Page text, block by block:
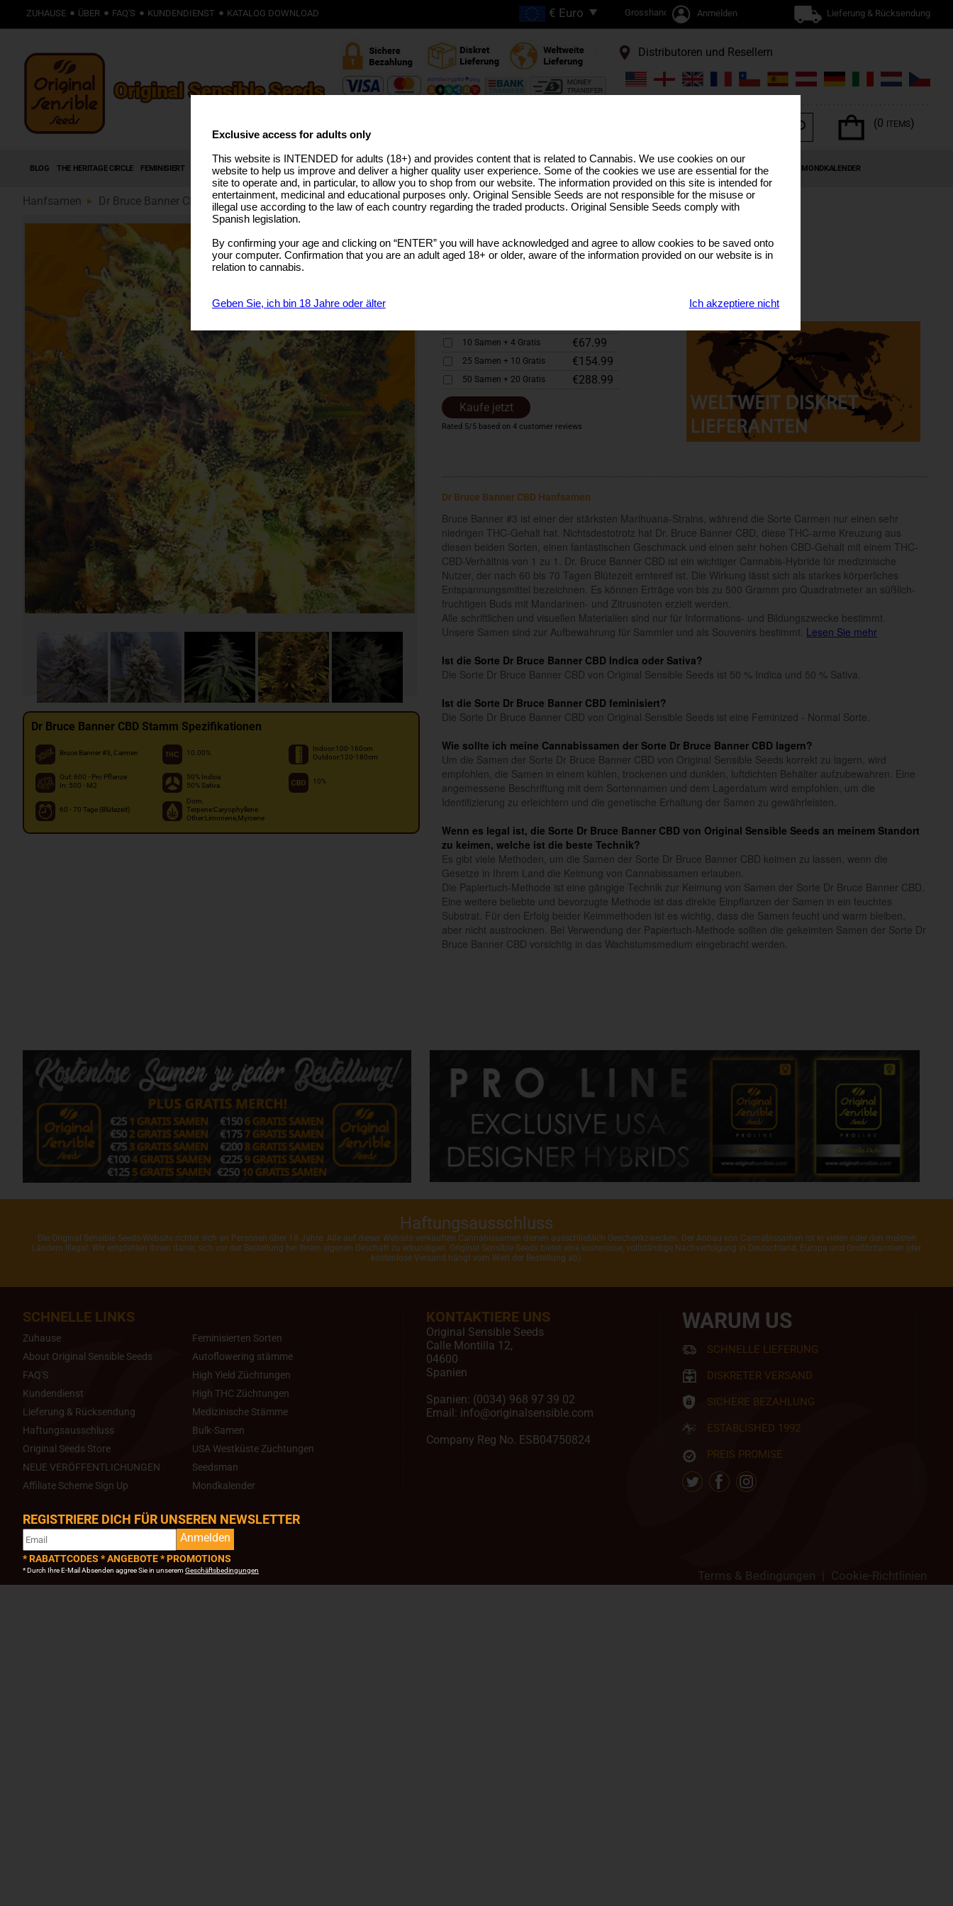
ZUHAUSE ÜBER FAQ'S KUNDENDIENST KATALOG DOWNLOAD Grosshandel Anmelden Lieferung & Rücksendung
Distributoren und Resellern
(0 ITEMS)
BLOG THE HERITAGE CIRCLE FEMINISIERT AUTOFLOWERING SAMEN HIGH THC ZÜCHTUNGEN PRO-LINIE MEDIZINISCHES SAATGUT USA ZÜCHTUNGEN BULK-SAMEN CANNABIS-TERPENE SONDERANGEBOTE MONDKALENDER
Hanfsamen Dr Bruce Banner CBD (89)
Dr Bruce Banner CBD Stamm Spezifikationen
Bruce Banner #3, Carmen 10.00%
Indoor:100-160cm
Outdoor:120-180cm
Out: 600 - Pro Pflanze
In: 500 - M2
50% Indica
50% Sativa
10%
60 - 70 Tage (Blütezeit)
Dom.
Terpene:Caryophyllene
Other:Limonene,Myrcene
Bruce Banner #3xCarmen
SELECT A GEBINDE
10 Samen + 4 Gratis €67.99
25 Samen + 10 Gratis €154.99
50 Samen + 20 Gratis €288.99
Kaufe jetzt
Rated 5/5 based on 4 customer reviews
Dr Bruce Banner CBD Hanfsamen
Bruce Banner #3 ist einer der stärksten Marihuana-Strains, während die Sorte Carmen nur einen sehr
niedrigen THC-Gehalt hat. Nichtsdestotrotz hat Dr. Bruce Banner CBD, diese THC-arme Kreuzung aus
diesen beiden Sorten, einen fantastischen Geschmack und einen sehr hohen CBD-Gehalt mit einem THC-
CBD-Verhältnis von 1 zu 1. Dr. Bruce Banner CBD ist ein wichtiger Cannabis-Hybride für medizinische
Nutzer, der nach 60 bis 70 Tagen Blütezeit erntereif ist. Die Wirkung lässt sich als starkes körperliches
Entspannungsmittel bezeichnen. Es können Erträge von bis zu 500 Gramm pro Quadratmeter an süßlich-
fruchtigen Buds mit Mandarinen- und Zitrusnoten erzielt werden.
Alle schriftlichen und visuellen Materialien sind nur für Informations- und Bildungszwecke bestimmt.
Unsere Samen sind zur Aufbewahrung für Sammler und als Souvenirs bestimmt. Lesen Sie mehr
Ist die Sorte Dr Bruce Banner CBD Indica oder Sativa?
Die Sorte Dr Bruce Banner CBD von Original Sensible Seeds ist 50 % Indica und 50 % Sativa.
Ist die Sorte Dr Bruce Banner CBD feminisiert?
Die Sorte Dr Bruce Banner CBD von Original Sensible Seeds ist eine Feminized - Normal Sorte.
Wie sollte ich meine Cannabissamen der Sorte Dr Bruce Banner CBD lagern?
Um die Samen der Sorte Dr Bruce Banner CBD von Original Sensible Seeds korrekt zu lagern, wird
empfohlen, die Samen in einem kühlen, trockenen und dunklen, luftdichten Behälter aufzubewahren. Eine
angemessene Beschriftung mit dem Sortennamen und dem Lagerdatum wird empfohlen, um die
Identifizierung zu erleichtern und die genetische Erhaltung der Samen zu gewährleisten.
Wenn es legal ist, die Sorte Dr Bruce Banner CBD von Original Sensible Seeds an meinem Standort
zu keimen, welche ist die beste Technik?
Es gibt viele Methoden, um die Samen der Sorte Dr Bruce Banner CBD keimen zu lassen, wenn die
Gesetze in Ihrem Land die Keimung von Cannabissamen erlauben.
Die Papiertuch-Methode ist eine gängige Technik zur Keimung von Samen der Sorte Dr Bruce Banner CBD.
Eine weitere beliebte und bevorzugte Methode ist das direkte Einpflanzen der Samen in ein feuchtes
Substrat. Für den Erfolg beider Keimmethoden ist es wichtig, dass die Samen feucht und warm bleiben,
aber nicht austrocknen. Bei Verwendung der Papiertuch-Methode sollten die gekeimten Samen der Sorte Dr
Bruce Banner CBD vorsichtig in das Wachstumsmedium eingebracht werden.
Haftungsausschluss
Die Original Sensible Seeds-Website richtet sich an Personen über 18 Jahre. Alle auf dieser Website verkauften Cannabissamen dienen ausschließlich Geschenkzwecken. Der Anbau von Cannabissamen ist in vielen oder den meisten
Ländern illegal. Wir empfehlen Ihnen daher, sich vor der Bestellung bei Ihrem eigenen Geschäft zu erkundigen. Original Sensible Seeds bietet eine kostenlose, vollständige Nachverfolgung in Deutschland, Europa und Großbritannien (der
kostenlose Versand hängt vom Wert der Bestellung ab).
SCHNELLE LINKS
Zuhause
About Original Sensible Seeds
FAQ'S
Kundendienst
Lieferung & Rücksendung
Haftungsausschluss
Original Seeds Store
NEUE VERÖFFENTLICHUNGEN
Affiliate Scheme Sign Up
Feminisierten Sorten
Autoflowering stämme
High Yield Züchtungen
High THC Züchtungen
Medizinische Stämme
Bulk-Samen
USA Westküste Züchtungen
Seedsman
Mondkalender
KONTAKTIERE UNS
Original Sensible Seeds
Calle Montilla 12,
04600
Spanien
Spanien: (0034) 968 97 39 02
Email: info@originalsensible.com
Company Reg No. ESB04750824
WARUM US
SCHNELLE LIEFERUNG
DISKRETER VERSAND
SICHERE BEZAHLUNG
ESTABLISHED 1992
PREIS PROMISE
REGISTRIERE DICH FÜR UNSEREN NEWSLETTER
Anmelden
* RABATTCODES * ANGEBOTE * PROMOTIONS
* Durch Ihre E-Mail Absenden aggree Sie in unserem Geschäftsbedingungen Terms & Bedingungen Cookie-Richtlinien
Exclusive access for adults only
This website is INTENDED for adults (18+) and provides content that is related to Cannabis. We use cookies on our
website to help us improve and deliver a higher quality user experience. Some of the cookies we use are essential for the
site to operate and, in particular, to allow you to shop from our website. The information provided on this site is intended for
entertainment, medicinal and educational purposes only. Original Sensible Seeds are not responsible for the misuse or
illegal use according to the law of each country regarding the traded products. Original Sensible Seeds comply with
Spanish legislation.
By confirming your age and clicking on “ENTER” you will have acknowledged and agree to allow cookies to be saved onto
your computer. Confirmation that you are an adult aged 18+ or older, aware of the information provided on our website is in
relation to cannabis.
Geben Sie, ich bin 18 Jahre oder älter Ich akzeptiere nicht